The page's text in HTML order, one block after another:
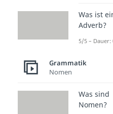
Was ist
Adverb?
5/5 – Dauer:
Grammatik
Nomen
Was sind
Nomen?